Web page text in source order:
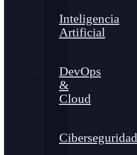
Inteligencia
Artificial
DevOps
&
Cloud
Ciberseguridad